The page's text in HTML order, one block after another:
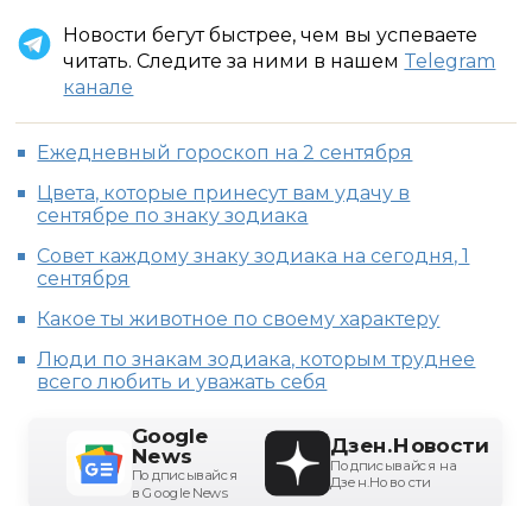
Новости бегут быстрее, чем вы успеваете
читать. Следите за ними в нашем Telegram
канале
Ежедневный гороскоп на 2 сентября
Цвета, которые принесут вам удачу в
сентябре по знаку зодиака
Совет каждому знаку зодиака на сегодня, 1
сентября
Какое ты животное по своему характеру
Люди по знакам зодиака, которым труднее
всего любить и уважать себя
Google
News
Подписывайся
в Google News
Дзен.Новости
Подписывайся на
Дзен.Новости